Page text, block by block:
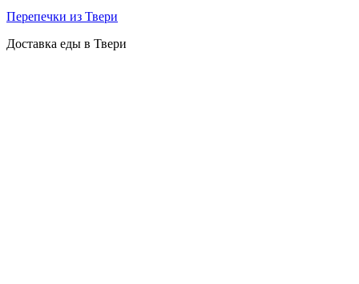
Перепечки из Твери
Доставка еды в Твери